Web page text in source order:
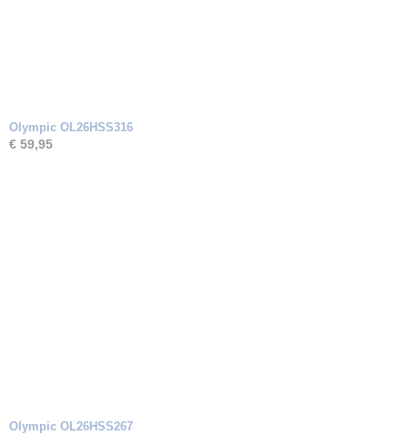
Olympic OL26HSS316
€ 59,95
Olympic OL26HSS267